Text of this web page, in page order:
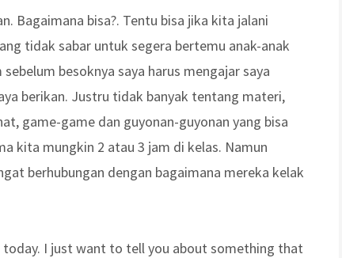
Bagaimana bisa?. Tentu bisa jika kita jalani
tidak sabar untuk segera bertemu anak-anak
besoknya saya harus mengajar saya
berikan. Justru tidak banyak tentang materi,
game-game dan guyonan-guyonan yang bisa
kita mungkin 2 atau 3 jam di kelas. Namun
berhubungan dengan bagaimana mereka kelak
I just want to tell you about something that